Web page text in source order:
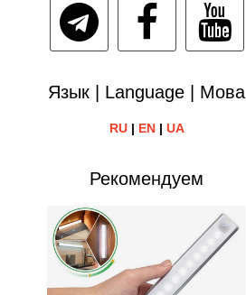
Язык | Language | Мова
RU| EN| UA
Рекомендуем